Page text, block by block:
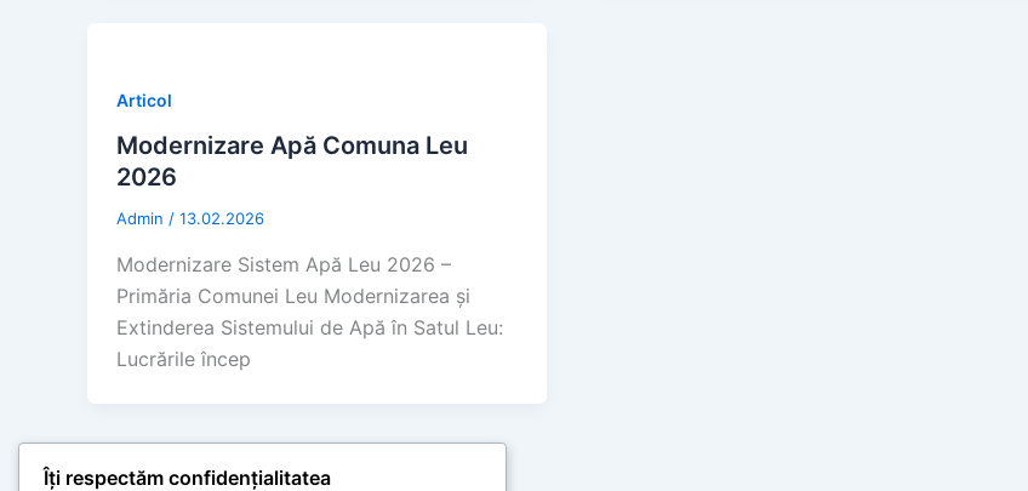
Articol
Modernizare Apă Comuna Leu
2026
Admin / 13.02.2026
Modernizare Sistem Apă Leu 2026 –
Primăria Comunei Leu Modernizarea și
Extinderea Sistemului de Apă în Satul Leu:
Lucrările încep
Îți respectăm confidențialitatea